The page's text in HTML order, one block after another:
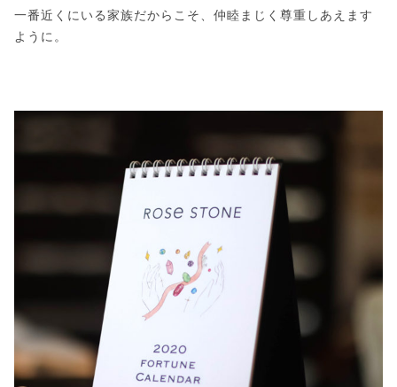
一番近くにいる家族だからこそ、仲睦まじく尊重しあえます
ように。